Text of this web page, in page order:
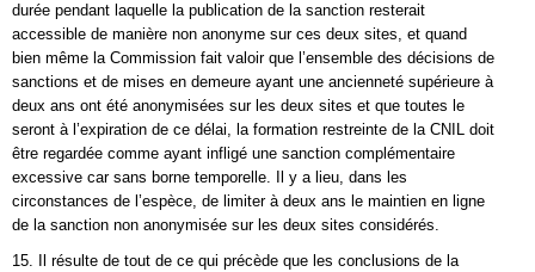
durée pendant laquelle la publication de la sanction resterait
accessible de manière non anonyme sur ces deux sites, et quand
bien même la Commission fait valoir que l’ensemble des décisions de
sanctions et de mises en demeure ayant une ancienneté supérieure à
deux ans ont été anonymisées sur les deux sites et que toutes le
seront à l’expiration de ce délai, la formation restreinte de la CNIL doit
être regardée comme ayant infligé une sanction complémentaire
excessive car sans borne temporelle. Il y a lieu, dans les
circonstances de l’espèce, de limiter à deux ans le maintien en ligne
de la sanction non anonymisée sur les deux sites considérés.
15. Il résulte de tout de ce qui précède que les conclusions de la